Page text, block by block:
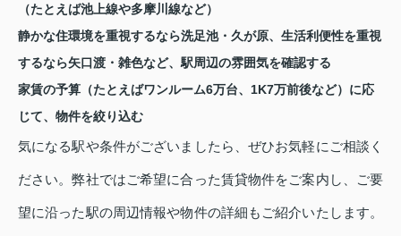
（たとえば池上線や多摩川線など）
静かな住環境を重視するなら洗足池・久が原、生活利便性を重視
するなら矢口渡・雑色など、駅周辺の雰囲気を確認する
家賃の予算（たとえばワンルーム6万台、1K7万前後など）に応
じて、物件を絞り込む
気になる駅や条件がございましたら、ぜひお気軽にご相談く
ださい。弊社ではご希望に合った賃貸物件をご案内し、ご要
望に沿った駅の周辺情報や物件の詳細もご紹介いたします。